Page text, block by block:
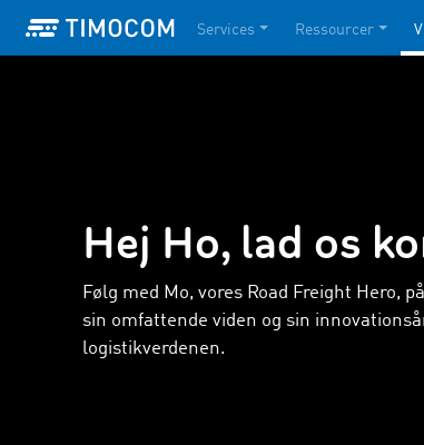
Services Ressourcer
Hej Ho, lad os
Følg med Mo, vores Road Freight Hero,
sin omfattende viden og sin
logistikverdenen.